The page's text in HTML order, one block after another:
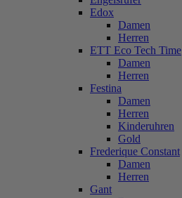
Edox
Damen
Herren
ETT Eco Tech Time
Damen
Herren
Festina
Damen
Herren
Kinderuhren
Gold
Frederique Constant
Damen
Herren
Gant